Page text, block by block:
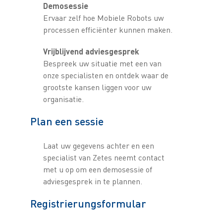
Demosessie
Ervaar zelf hoe Mobiele Robots uw
processen efficiënter kunnen maken.
Vrijblijvend adviesgesprek
Bespreek uw situatie met een van
onze specialisten en ontdek waar de
grootste kansen liggen voor uw
organisatie.
Plan een sessie
Laat uw gegevens achter en een
specialist van Zetes neemt contact
met u op om een demosessie of
adviesgesprek in te plannen.
Registrierungsformular